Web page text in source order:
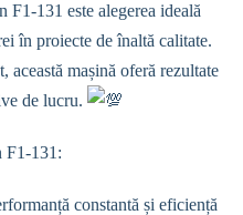
131 este alegerea ideală
în proiecte de înaltă calitate.
această mașină oferă rezultate
de lucru.
F1-131:
constantă și eficiență